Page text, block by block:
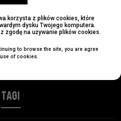
POSTY
TAGI
korzysta z plików cookies, które
dysku Twojego komputera.
zgodę na używanie plików cookies.
to browse the site, you are agree
of cookies.